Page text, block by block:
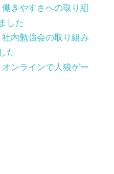
働きやすさへの取り組
した
社内勉強会の取り組み
た
オンラインで人狼ゲー